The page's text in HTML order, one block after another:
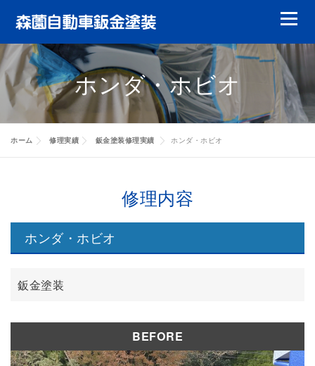
テ
ン
ツ
へ
ス
キ
メニュ
鈑金塗装 ガラスリペア ガラス交換
ヘッドライトリペア やまもりレンタカー
特選中古車 修理実績
修理実績
修理実績
会員について
会社案内
ホンダ・ホビオ
ホーム 修理実績 鈑金塗装修理実績 ホンダ・ホビオ
修理内容
ホンダ・ホビオ
鈑金塗装
BEFORE